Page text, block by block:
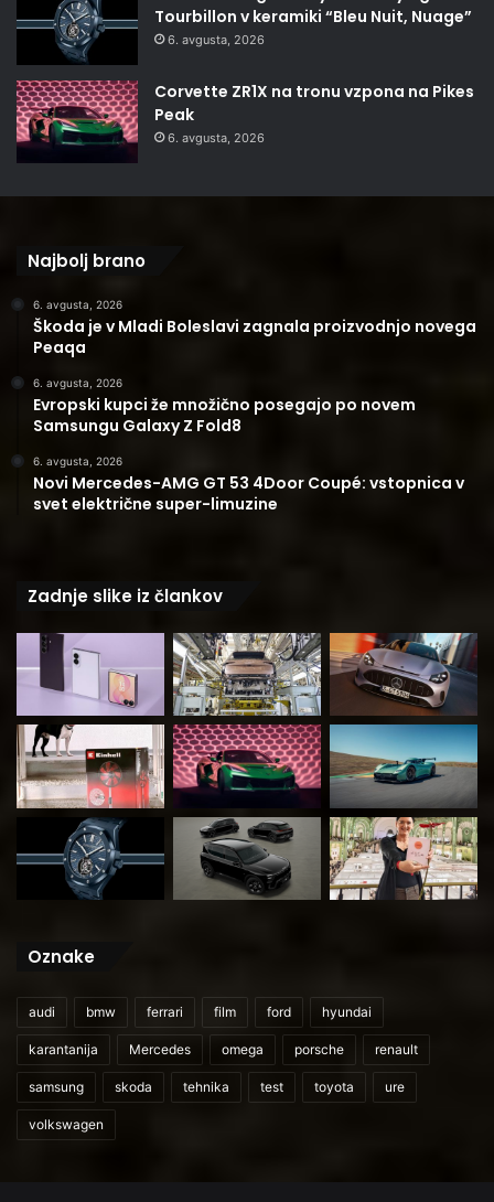
Tourbillon v keramiki “Bleu Nuit, Nuage”
6. avgusta, 2026
Corvette ZR1X na tronu vzpona na Pikes
Peak
6. avgusta, 2026
Najbolj brano
6. avgusta, 2026
Škoda je v Mladi Boleslavi zagnala proizvodnjo novega
Peaqa
6. avgusta, 2026
Evropski kupci že množično posegajo po novem
Samsungu Galaxy Z Fold8
6. avgusta, 2026
Novi Mercedes-AMG GT 53 4Door Coupé: vstopnica v
svet električne super-limuzine
Zadnje slike iz člankov
Oznake
audi bmw ferrari film ford hyundai
karantanija Mercedes omega porsche renault
samsung skoda tehnika test toyota ure
volkswagen